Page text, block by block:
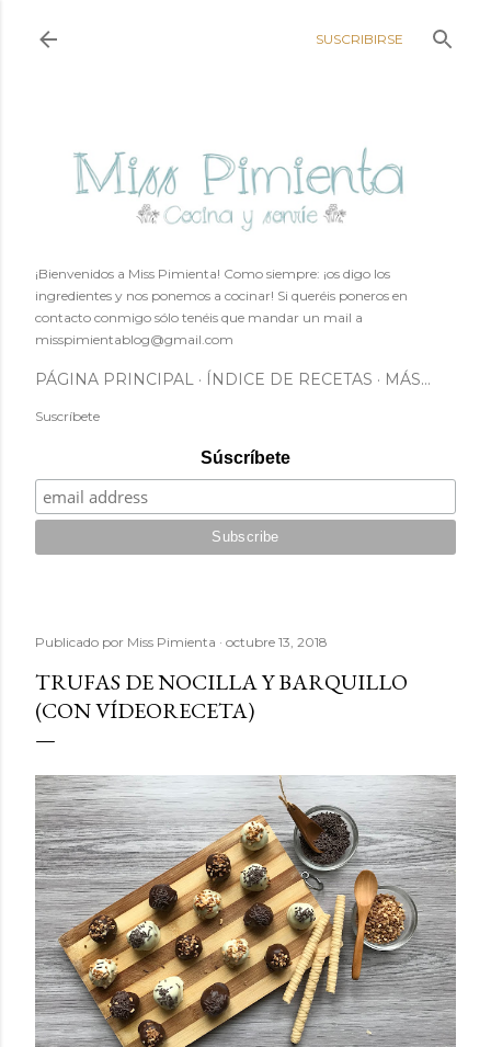
SUSCRIBIRSE
¡Bienvenidos a Miss Pimienta! Como siempre: ¡os digo los
ingredientes y nos ponemos a cocinar! Si queréis poneros en
contacto conmigo sólo tenéis que mandar un mail a
misspimientablog@gmail.com
PÁGINA PRINCIPAL ÍNDICE DE RECETAS MÁS…
Suscríbete
Súscríbete
Publicado por Miss Pimienta octubre 13, 2018
TRUFAS DE NOCILLA Y BARQUILLO
(CON VÍDEORECETA)